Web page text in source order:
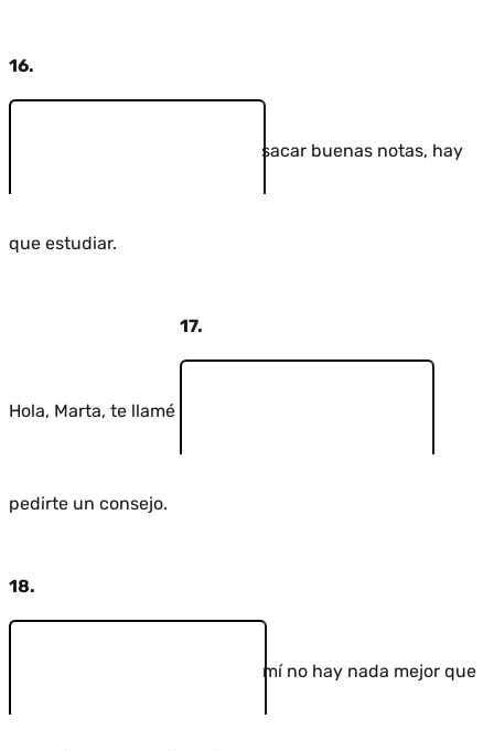
16.
sacar buenas notas, hay
que estudiar.
Hola, Marta, te llamé
17.
pedirte un consejo.
18.
mí no hay nada mejor que